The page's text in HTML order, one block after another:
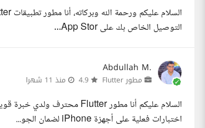
التوصيل الخاص بك على App Stor...
Abdullah M.
مطور Flutter منذ 11 شهرا
اختبارات فعلية على أجهزة iPhone لضمان الجو...